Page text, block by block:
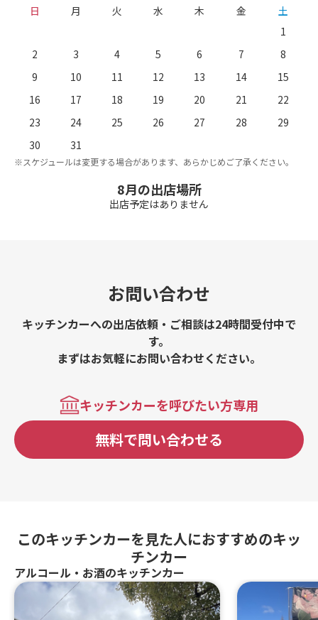
日 月 火 水 木 金
土
1
2
3 4 5 6 7
8
9
10 11 12 13 14
15
16
17 18 19 20 21
22
23
24 25 26 27 28
29
30
31
※スケジュールは変更する場合があります、あらかじめご了承ください。
8月の出店場所
出店予定はありません
お問い合わせ
キッチンカーへの出店依頼・ご相談は24時間受付中で
す。
まずはお気軽にお問い合わせください。
キッチンカーを呼びたい方専用
無料で問い合わせる
このキッチンカーを見た人におすすめのキッ
チンカー
アルコール・お酒のキッチンカー